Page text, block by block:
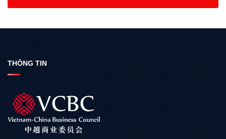
THÔNG TIN